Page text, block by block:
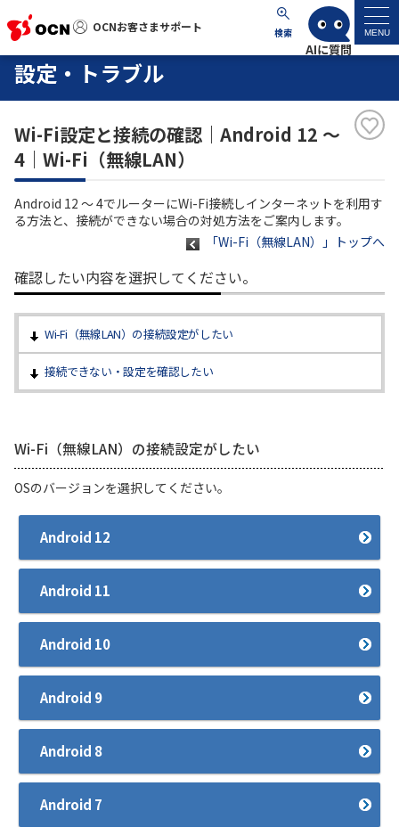
OCNお客さまサポート 検索 MENU
OCNお客さまサポート
サポートトップ
サービス名から探す
工事・故障情報
各種ダウンロード
お問い合わせ
履歴・お気に入り
お知らせ
NTTドコモビジネスのお客さ
工事・故障情報通知
OCN サービス一覧
設定・トラブル
Wi-Fi設定と接続の確認｜Android 12 ～
4｜Wi-Fi（無線LAN）
Android 12 ～ 4でルーターにWi-Fi接続しインターネットを利用す
る方法と、接続ができない場合の対処方法をご案内します。
「Wi-Fi（無線LAN）」トップへ
確認したい内容を選択してください。
Wi-Fi（無線LAN）の接続設定がしたい
接続できない・設定を確認したい
Wi-Fi（無線LAN）の接続設定がしたい
OSのバージョンを選択してください。
Android 12
Android 11
Android 10
Android 9
Android 8
Android 7